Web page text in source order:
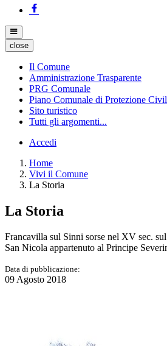
close
Il Comune
Amministrazione Trasparente
PRG Comunale
Piano Comunale di Protezione
Sito turistico
Tutti gli argomenti...
Accedi
Home
Vivi il Comune
La Storia
La Storia
Francavilla sul Sinni sorse nel XV sec.
San Nicola appartenuto al Principe
Data di pubblicazione:
09 Agosto 2018